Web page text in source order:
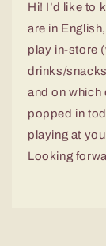
Hi! I’d like to
are in
play in-store
drinks/
and on which
popped in
playing at
Looking